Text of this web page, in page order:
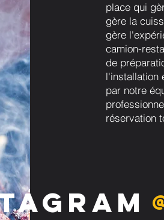
place qui
gère la
gère
camion-
de
l'installation
par notre
réservation